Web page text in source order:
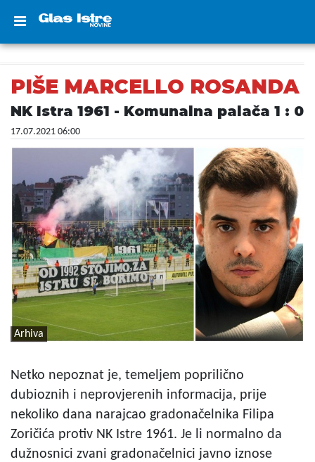
PIŠE MARCELLO ROSANDA
NK Istra 1961 - Komunalna palača 1 : 0
17.07.2021 06:00
Arhiva
Netko nepoznat je, temeljem poprilično
dubioznih i neprovjerenih informacija, prije
nekoliko dana narajcao gradonačelnika Filipa
Zoričića protiv NK Istre 1961. Je li normalno da
dužnosnici zvani gradonačelnici javno iznose